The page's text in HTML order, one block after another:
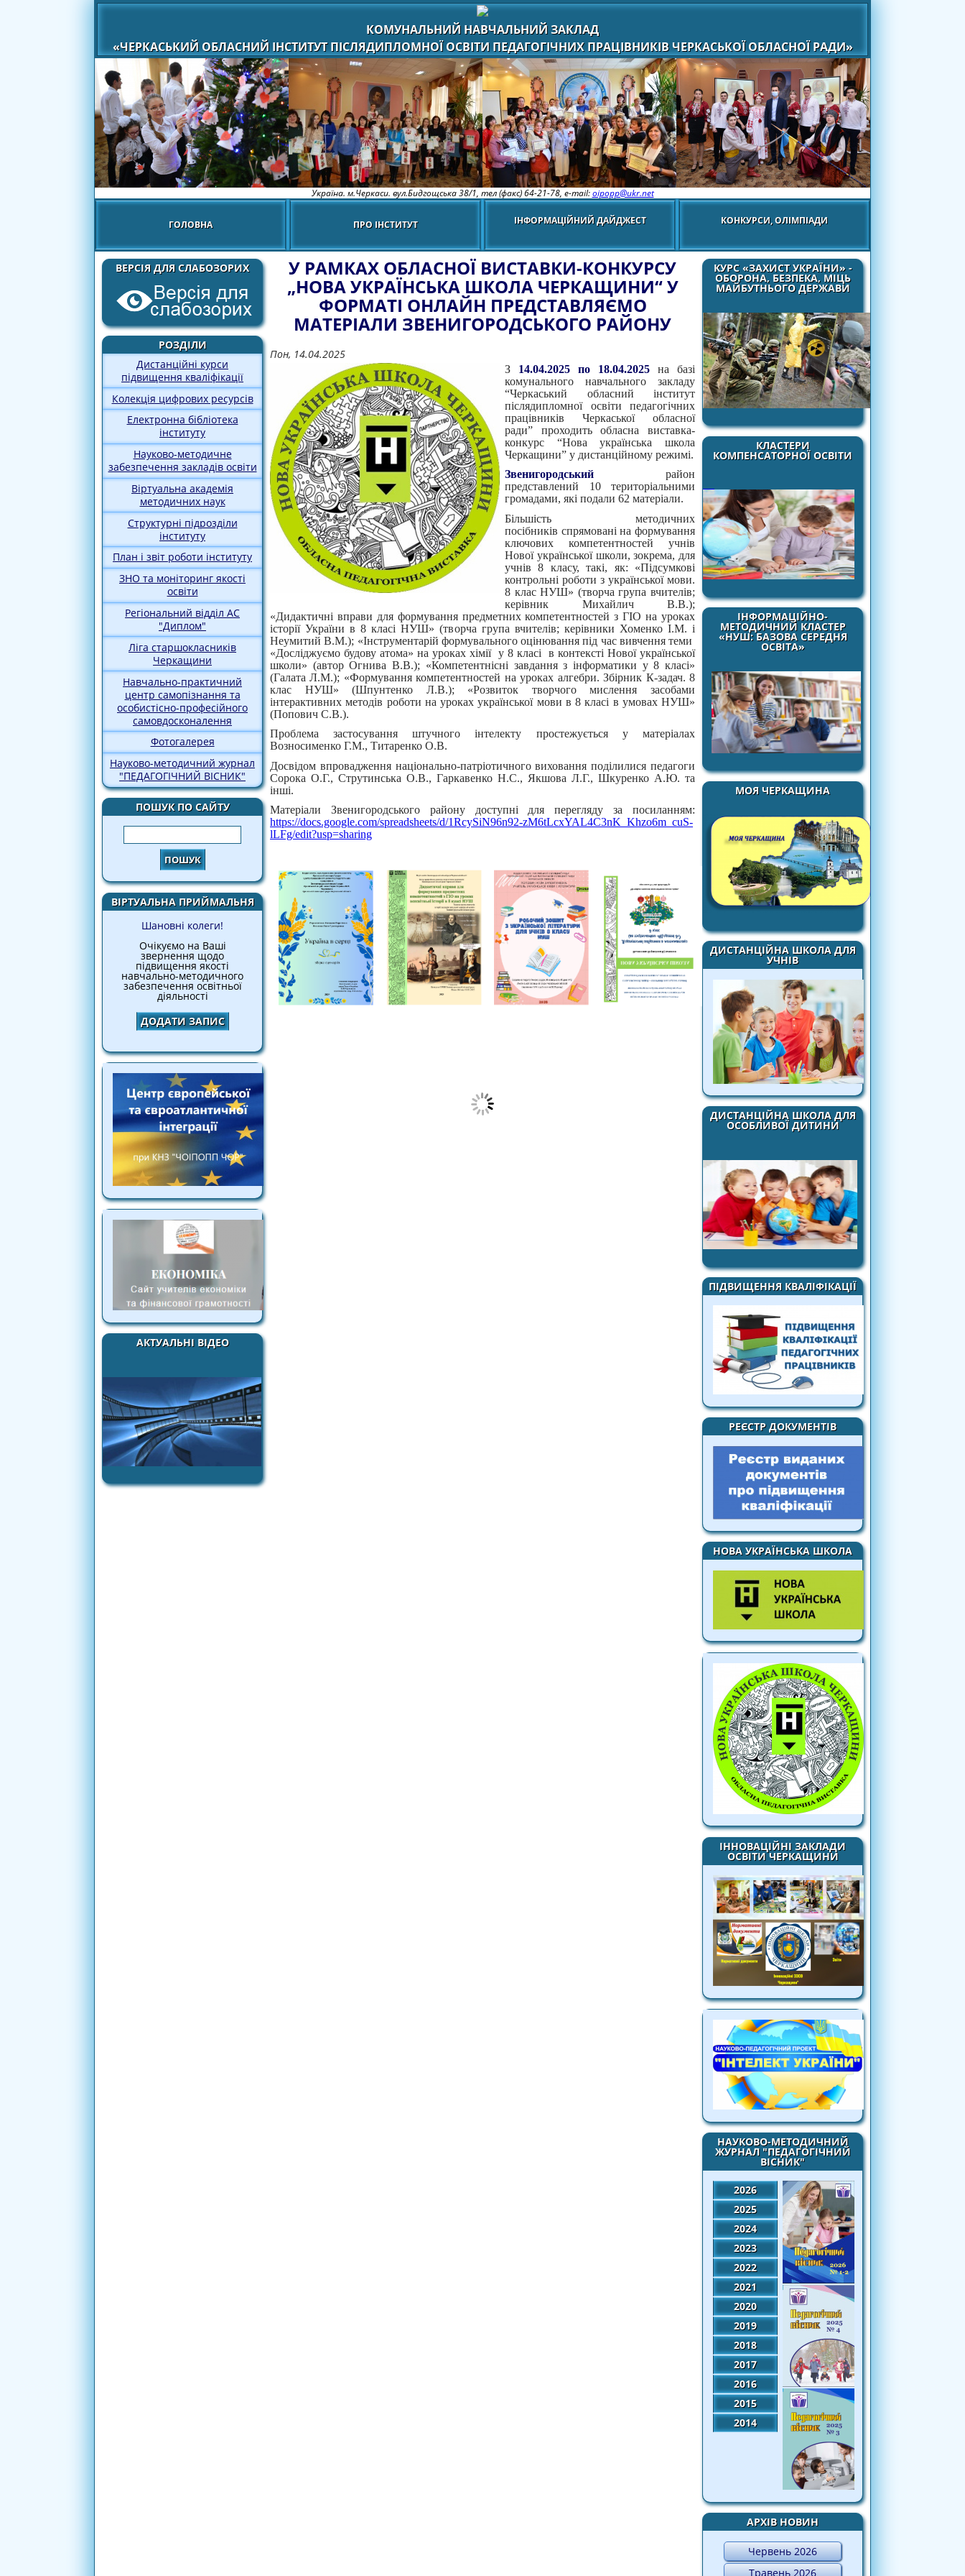
КОМУНАЛЬНИЙ НАВЧАЛЬНИЙ ЗАКЛАД
«ЧЕРКАСЬКИЙ ОБЛАСНИЙ ІНСТИТУТ ПІСЛЯДИПЛОМНОЇ ОСВІТИ ПЕДАГОГІЧНИХ ПРАЦІВНИКІВ ЧЕРКАСЬКОЇ ОБЛАСНОЇ РАДИ»
Україна. м.Черкаси. вул.Бидгощська 38/1, тел (факс) 64-21-78, e-mail:oipopp@ukr.net
ГОЛОВНА ПРО ІНСТИТУТ ІНФОРМАЦІЙНИЙ ДАЙДЖЕСТ КОНКУРСИ, ОЛІМПІАДИ
ВЕРСІЯ ДЛЯ СЛАБОЗОРИХ
РОЗДІЛИ
Дистанційні курси
підвищення кваліфікації
Колекція цифрових ресурсів
Електронна бібліотека
інституту
Науково-методичне
забезпечення закладів освіти
Віртуальна академія
методичних наук
Структурні підрозділи
інституту
План і звіт роботи інституту
ЗНО та моніторинг якості
освіти
Регіональний відділ АС
"Диплом"
Ліга старшокласників
Черкащини
Навчально-практичний
центр самопізнання та
особистісно-професійного
самовдосконалення
Фотогалерея
Науково-методичний журнал
"ПЕДАГОГІЧНИЙ ВІСНИК"
ПОШУК ПО САЙТУ
Пошук
ВІРТУАЛЬНА ПРИЙМАЛЬНЯ
Шановні колеги!
Очікуємо на Ваші
звернення щодо
підвищення якості
навчально-методичного
забезпечення освітньої
діяльності
ДОДАТИ ЗАПИС
АКТУАЛЬНІ ВІДЕО
КУРС «ЗАХИСТ УКРАЇНИ» -
ОБОРОНА, БЕЗПЕКА, МІЦЬ
МАЙБУТНЬОГО ДЕРЖАВИ
КЛАСТЕРИ
КОМПЕНСАТОРНОЇ ОСВІТИ
ІНФОРМАЦІЙНО-
МЕТОДИЧНИЙ КЛАСТЕР
«НУШ: БАЗОВА СЕРЕДНЯ
ОСВІТА»
МОЯ ЧЕРКАЩИНА
ДИСТАНЦІЙНА ШКОЛА ДЛЯ
УЧНІВ
ДИСТАНЦІЙНА ШКОЛА ДЛЯ
ОСОБЛИВОЇ ДИТИНИ
ПІДВИЩЕННЯ КВАЛІФІКАЦІЇ
РЕЄСТР ДОКУМЕНТІВ
НОВА УКРАЇНСЬКА ШКОЛА
ІННОВАЦІЙНІ ЗАКЛАДИ
ОСВІТИ ЧЕРКАЩИНИ
НАУКОВО-МЕТОДИЧНИЙ
ЖУРНАЛ "ПЕДАГОГІЧНИЙ
ВІСНИК"
2026
2025
2024
2023
2022
2021
2020
2019
2018
2017
2016
2015
2014
АРХІВ НОВИН
Червень 2026
Травень 2026
У РАМКАХ ОБЛАСНОЇ ВИСТАВКИ-КОНКУРСУ
„НОВА УКРАЇНСЬКА ШКОЛА ЧЕРКАЩИНИ“ У
ФОРМАТІ ОНЛАЙН ПРЕДСТАВЛЯЄМО
МАТЕРІАЛИ ЗВЕНИГОРОДСЬКОГО РАЙОНУ
Пон, 14.04.2025
З 14.04.2025 по 18.04.2025 на базі
комунального навчального закладу
“Черкаський обласний інститут
післядипломної освіти педагогічних
працівників Черкаської обласної
ради” проходить обласна виставка-
конкурс “Нова українська школа
Черкащини” у дистанційному режимі.
Звенигородський район
представлений 10 територіальними
громадами, які подали 62 матеріали.
Більшість методичних
посібників спрямовані на формування
ключових компетентностей учнів
Нової української школи, зокрема, для
учнів 8 класу, такі, як: «Підсумкові
контрольні роботи з української мови.
8 клас НУШ» (творча група вчителів;
керівник Михайлич В.В.);
«Дидактичні вправи для формування предметних компетентностей з ГІО на уроках
історії України в 8 класі НУШ» (творча група вчителів; керівники Хоменко І.М. і
Неумитий В.М.); «Інструментарій формувального оцінювання під час вивчення теми
«Досліджуємо будову атома» на уроках хімії у 8 класі в контексті Нової української
школи» (автор Огнива В.В.); «Компетентнісні завдання з інформатики у 8 класі»
(Галата Л.М.); «Формування компетентностей на уроках алгебри. Збірник К-задач. 8
клас НУШ» (Шпунтенко Л.В.); «Розвиток творчого мислення засобами
інтерактивних методів роботи на уроках української мови в 8 класі в умовах НУШ»
(Попович С.В.).
Проблема застосування штучного інтелекту простежується у матеріалах
Возносименко Г.М., Титаренко О.В.
Досвідом впровадження національно-патріотичного виховання поділилися педагоги
Сорока О.Г., Струтинська О.В., Гаркавенко Н.С., Якшова Л.Г., Шкуренко А.Ю. та
інші.
Матеріали Звенигородського району доступні для перегляду за посиланням:
https://docs.google.com/spreadsheets/d/1RcySiN96n92-zM6tLcxYAL4C3nK_Khzo6m_cuS-
lLFg/edit?usp=sharing